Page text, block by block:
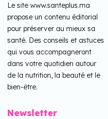
Le site www.santeplus.ma
propose un contenu éditorial
pour préserver au mieux sa
santé. Des conseils et astuces
qui vous accompagneront
dans votre quotidien autour
de la nutrition, la beauté et le
bien-être.
Newsletter